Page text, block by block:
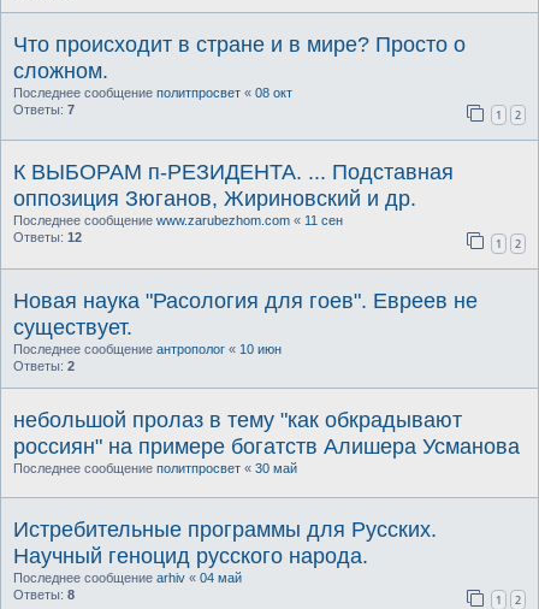
Что происходит в стране и в мире? Просто о
сложном.
Последнее сообщение политпросвет « 08 окт
Ответы: 7 1 2
К ВЫБОРАМ п-РЕЗИДЕНТА. ... Подставная
оппозиция Зюганов, Жириновский и др.
Последнее сообщение www.zarubezhom.com « 11 сен
Ответы: 12 1 2
Новая наука "Расология для гоев". Евреев не
существует.
Последнее сообщение антрополог « 10 июн
Ответы: 2
небольшой пролаз в тему "как обкрадывают
россиян" на примере богатств Алишера Усманова
Последнее сообщение политпросвет « 30 май
Истребительные программы для Русских.
Научный геноцид русского народа.
Последнее сообщение arhiv « 04 май
Ответы: 8 1 2